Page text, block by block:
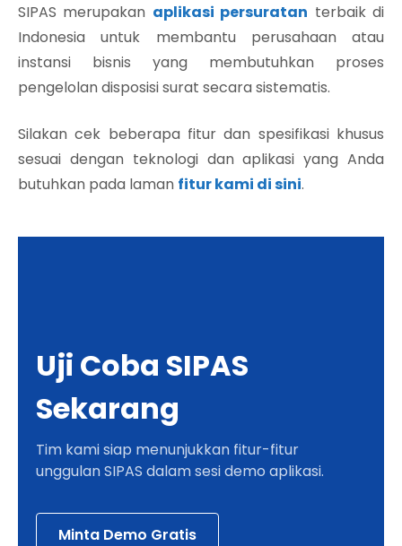
SIPAS merupakan aplikasi persuratan terbaik di
Indonesia untuk membantu perusahaan atau
instansi bisnis yang membutuhkan proses
pengelolan disposisi surat secara sistematis.
Silakan cek beberapa fitur dan spesifikasi khusus
sesuai dengan teknologi dan aplikasi yang Anda
butuhkan pada laman fitur kami di sini.
Uji Coba SIPAS
Sekarang
Tim kami siap menunjukkan fitur-fitur
unggulan SIPAS dalam sesi demo aplikasi.
Minta Demo Gratis